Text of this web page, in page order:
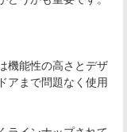
機能性の高さとデザ
アまで問題なく使用